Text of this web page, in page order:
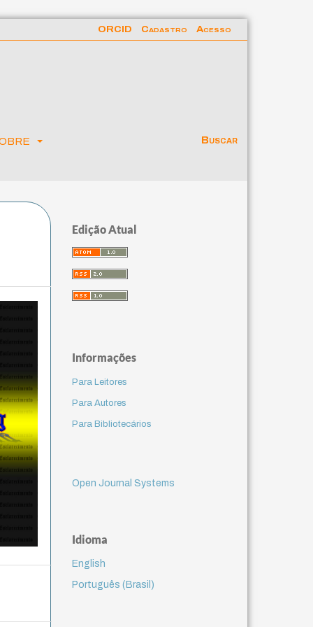
Buscar
ORCID Cadastro Acesso
Edição Atual
Informações
Para Leitores
Para Autores
Para Bibliotecários
Open Journal Systems
Idioma
English
Português (Brasil)